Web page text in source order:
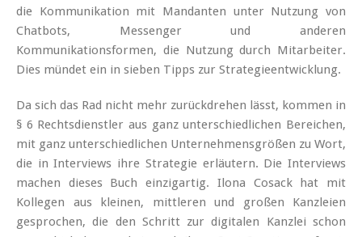
die Kommunikation mit Mandanten unter Nutzung von
Chatbots, Messenger und anderen
Kommunikationsformen, die Nutzung durch Mitarbeiter.
Dies mündet ein in sieben Tipps zur Strategieentwicklung.
Da sich das Rad nicht mehr zurückdrehen lässt, kommen in
§ 6 Rechtsdienstler aus ganz unterschiedlichen Bereichen,
mit ganz unterschiedlichen Unternehmensgrößen zu Wort,
die in Interviews ihre Strategie erläutern. Die Interviews
machen dieses Buch einzigartig. Ilona Cosack hat mit
Kollegen aus kleinen, mittleren und großen Kanzleien
gesprochen, die den Schritt zur digitalen Kanzlei schon